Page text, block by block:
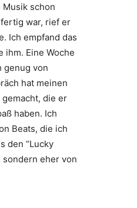
Musik schon
fertig war, rief er
Ich empfand das
ihm. Eine Woche
genug von
hat meinen
die er
haben. Ich
Beats, die ich
den “Lucky
sondern eher von